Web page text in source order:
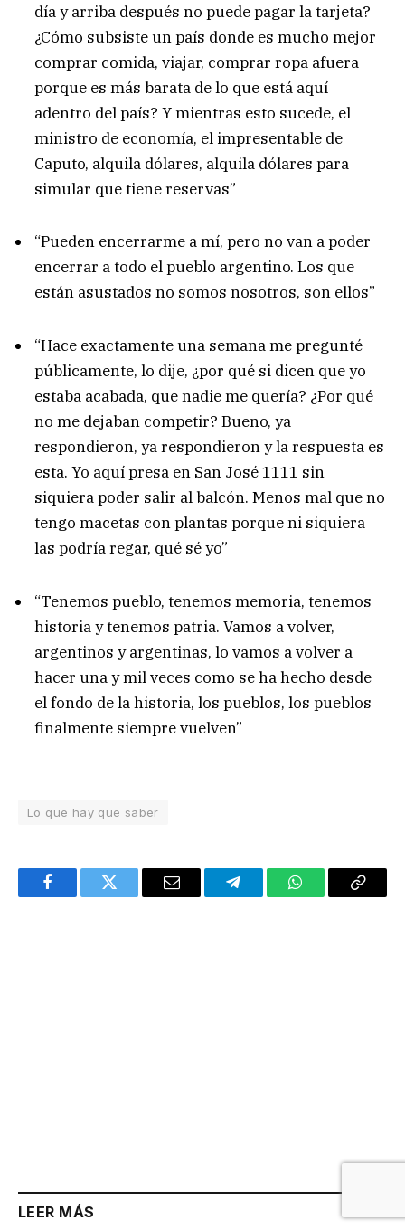
día y arriba después no puede pagar la tarjeta?
¿Cómo subsiste un país donde es mucho mejor
comprar comida, viajar, comprar ropa afuera
porque es más barata de lo que está aquí
adentro del país? Y mientras esto sucede, el
ministro de economía, el impresentable de
Caputo, alquila dólares, alquila dólares para
simular que tiene reservas”
“Pueden encerrarme a mí, pero no van a poder
encerrar a todo el pueblo argentino. Los que
están asustados no somos nosotros, son ellos”
“Hace exactamente una semana me pregunté
públicamente, lo dije, ¿por qué si dicen que yo
estaba acabada, que nadie me quería? ¿Por qué
no me dejaban competir? Bueno, ya
respondieron, ya respondieron y la respuesta es
esta. Yo aquí presa en San José 1111 sin
siquiera poder salir al balcón. Menos mal que no
tengo macetas con plantas porque ni siquiera
las podría regar, qué sé yo”
“Tenemos pueblo, tenemos memoria, tenemos
historia y tenemos patria. Vamos a volver,
argentinos y argentinas, lo vamos a volver a
hacer una y mil veces como se ha hecho desde
el fondo de la historia, los pueblos, los pueblos
finalmente siempre vuelven”
Lo que hay que saber
FacebookTwitter Email TelegramWhatsAppCopy
LEER MÁS